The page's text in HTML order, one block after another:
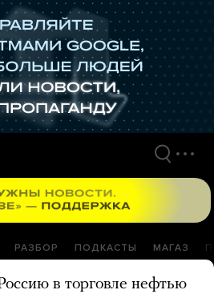
РАЗБОР ПОДКАСТЫ МАГАЗ
в торговле нефтью